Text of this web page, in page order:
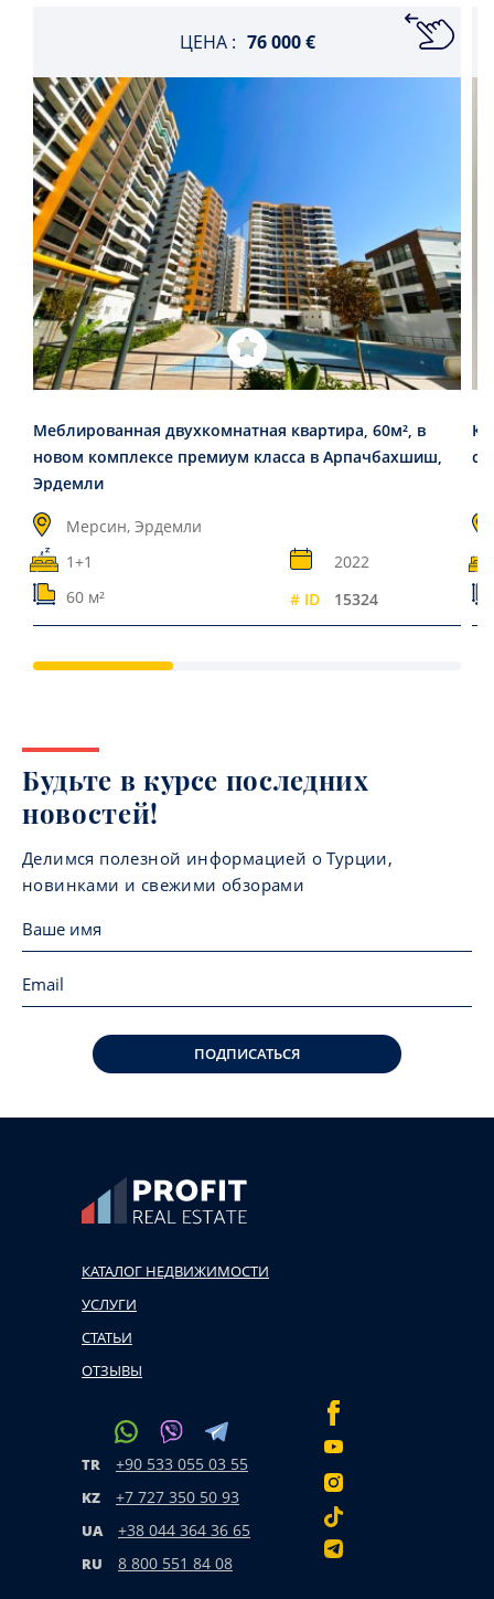
ЦЕНА : 76 000 €
Меблированная двухкомнатная квартира, 60м², в
новом комплексе премиум класса в Арпачбахшиш,
Эрдемли
Мерсин, Эрдемли
1+1
2022
60 м²
# ID 15324
с
Будьте в курсе последних
новостей!
Делимся полезной информацией о Турции,
новинками и свежими обзорами
ПОДПИСАТЬСЯ
КАТАЛОГ НЕДВИЖИМОСТИ
УСЛУГИ
СТАТЬИ
ОТЗЫВЫ
TR +90 533 055 03 55
KZ +7 727 350 50 93
UA +38 044 364 36 65
RU 8 800 551 84 08